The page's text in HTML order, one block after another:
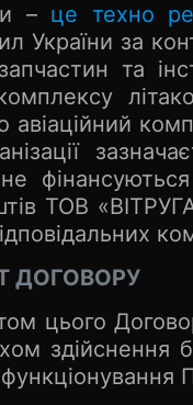
– це техно
України за
та
авіаційний
не
ТОВ
ДОГОВОРУ
цього
здійснення